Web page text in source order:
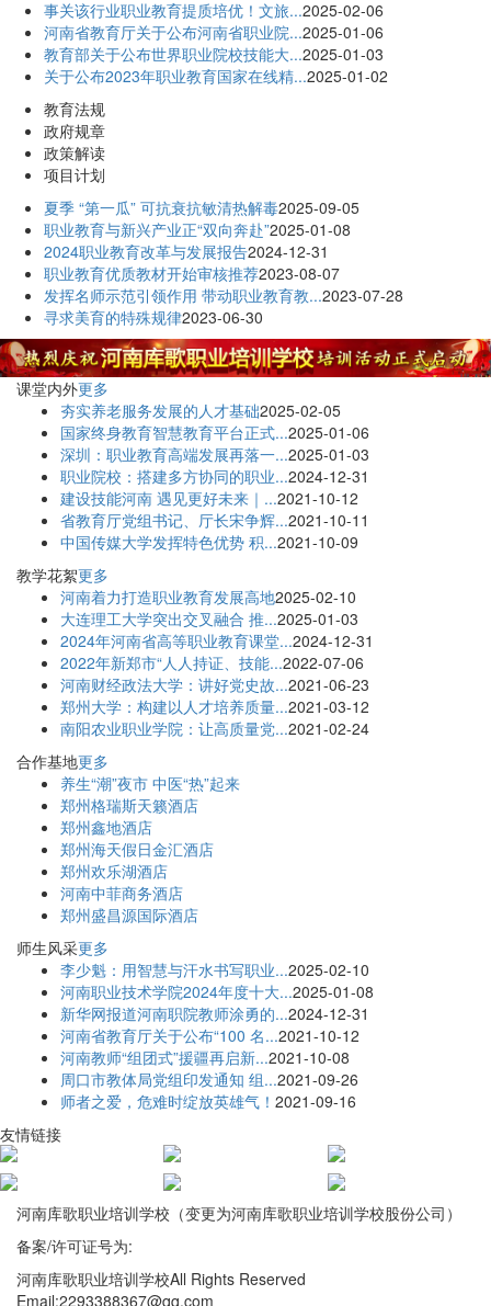
事关该行业职业教育提质培优！文旅...2025-02-06
河南省教育厅关于公布河南省职业院...2025-01-06
教育部关于公布世界职业院校技能大...2025-01-03
关于公布2023年职业教育国家在线精...2025-01-02
教育法规
政府规章
政策解读
项目计划
夏季 “第一瓜” 可抗衰抗敏清热解毒2025-09-05
职业教育与新兴产业正“双向奔赴”2025-01-08
2024职业教育改革与发展报告2024-12-31
职业教育优质教材开始审核推荐2023-08-07
发挥名师示范引领作用 带动职业教育教...2023-07-28
寻求美育的特殊规律2023-06-30
课堂内外更多
夯实养老服务发展的人才基础2025-02-05
国家终身教育智慧教育平台正式...2025-01-06
深圳：职业教育高端发展再落一...2025-01-03
职业院校：搭建多方协同的职业...2024-12-31
建设技能河南 遇见更好未来｜...2021-10-12
省教育厅党组书记、厅长宋争辉...2021-10-11
中国传媒大学发挥特色优势 积...2021-10-09
教学花絮更多
河南着力打造职业教育发展高地2025-02-10
大连理工大学突出交叉融合 推...2025-01-03
2024年河南省高等职业教育课堂...2024-12-31
2022年新郑市“人人持证、技能...2022-07-06
河南财经政法大学：讲好党史故...2021-06-23
郑州大学：构建以人才培养质量...2021-03-12
南阳农业职业学院：让高质量党...2021-02-24
合作基地更多
养生“潮”夜市 中医“热”起来
郑州格瑞斯天籁酒店
郑州鑫地酒店
郑州海天假日金汇酒店
郑州欢乐湖酒店
河南中菲商务酒店
郑州盛昌源国际酒店
师生风采更多
李少魁：用智慧与汗水书写职业...2025-02-10
河南职业技术学院2024年度十大...2025-01-08
新华网报道河南职院教师涂勇的...2024-12-31
河南省教育厅关于公布“100 名...2021-10-12
河南教师“组团式”援疆再启新...2021-10-08
周口市教体局党组印发通知 组...2021-09-26
师者之爱，危难时绽放英雄气！ 2021-09-16
友情链接
河南库歌职业培训学校（变更为河南库歌职业培训学校股份公司 ）
备案/许可证号为:
河南库歌职业培训学校All Rights Reserved
Email:2293388367@qq.com